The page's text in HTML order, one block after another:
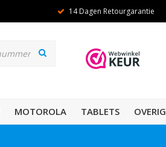
14 Dagen Retourgarantie
MOTOROLA TABLETS OVERIG